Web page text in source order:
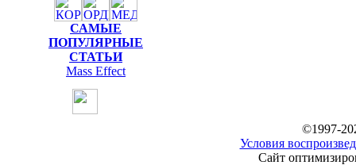
САМЫЕ
ПОПУЛЯРНЫЕ
СТАТЬИ
Mass Effect
©1997-
Условия
Сайт